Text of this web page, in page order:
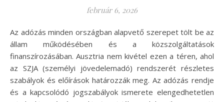
február 6, 2026
Az adózás minden országban alapvető szerepet tölt be az
állam működésében és a közszolgáltatások
finanszírozásában. Ausztria nem kivétel ezen a téren, ahol
az SZJA (személyi jövedelemadó) rendszerét részletes
szabályok és előírások határozzák meg. Az adózás rendje
és a kapcsolódó jogszabályok ismerete elengedhetetlen